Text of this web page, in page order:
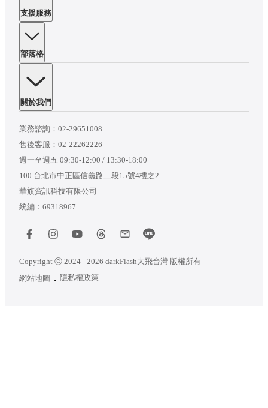
支援服務
部落格
關於我們
業務諮詢： 02-29651008
售後客服： 02-22262226
週一至週五 09:30-12:00 / 13:30-18:00
100 台北市中正區信義路二段15號4樓之2
華旗資訊科技有限公司
統編：69318967
Copyright ⓒ 2024 - 2026 darkFlash大飛台灣 版權所有
網站地圖
隱私權政策